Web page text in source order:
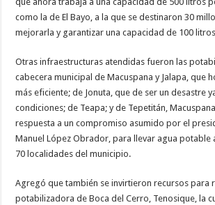
como la de El Bayo, a la que se destinaron 30
mejorarla y garantizar una capacidad de 100
Otras infraestructuras atendidas fueron las
cabecera municipal de Macuspana y Jalapa, que
más eficiente; de Jonuta, que de ser un desastre
condiciones; de Teapa; y de Tepetitán,
respuesta a un compromiso asumido por el
Manuel López Obrador, para llevar agua potable
70 localidades del municipio.
Agregó que también se invirtieron recursos para
potabilizadora de Boca del Cerro, Tenosique, la